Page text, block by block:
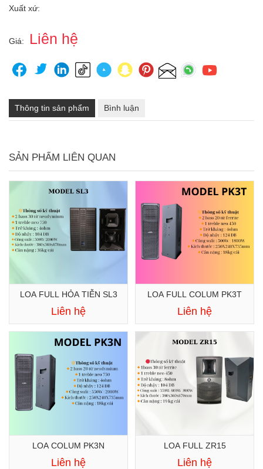
Xuất xứ:
Giá: Liên hệ
Thông tin sản phẩm Bình luận
SẢN PHẨM LIÊN QUAN
LOA FULL HỎA TIỄN SL3
Liên hệ
LOA FULL COLUM PK3T
Liên hệ
LOA COLUM PK3N
Liên hệ
LOA FULL ZR15
Liên hệ